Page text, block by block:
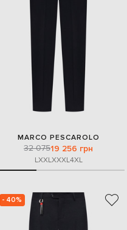
MARCO PESCAROLO
32 07519 256 грн
LXXLXXXL4XL
- 40%